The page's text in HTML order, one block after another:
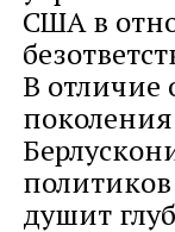
США в
В отличие
душит